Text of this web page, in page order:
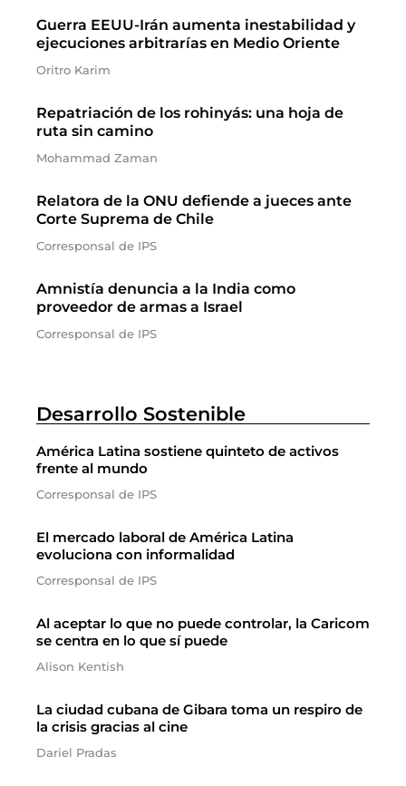
Guerra EEUU-Irán aumenta inestabilidad y
ejecuciones arbitrarías en Medio Oriente
Oritro Karim
Repatriación de los rohinyás: una hoja de
ruta sin camino
Mohammad Zaman
Relatora de la ONU defiende a jueces ante
Corte Suprema de Chile
Corresponsal de IPS
Amnistía denuncia a la India como
proveedor de armas a Israel
Corresponsal de IPS
Desarrollo Sostenible
América Latina sostiene quinteto de activos
frente al mundo
Corresponsal de IPS
El mercado laboral de América Latina
evoluciona con informalidad
Corresponsal de IPS
Al aceptar lo que no puede controlar, la Caricom
se centra en lo que sí puede
Alison Kentish
La ciudad cubana de Gibara toma un respiro de
la crisis gracias al cine
Dariel Pradas